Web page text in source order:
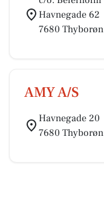
Havnegade 62
7680 Thyborøn
AMY A/S
Havnegade 20
7680 Thyborøn